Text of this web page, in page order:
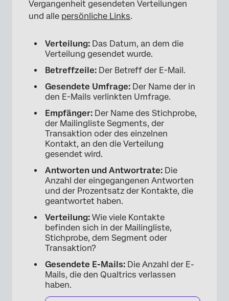
Vergangenheit gesendeten Verteilungen
und alle persönliche Links.
Verteilung: Das Datum, an dem die
Verteilung gesendet wurde.
Betreffzeile: Der Betreff der E-Mail.
Gesendete Umfrage: Der Name der in
den E-Mails verlinkten Umfrage.
Empfänger: Der Name des Stichprobe,
der Mailingliste Segments, der
Transaktion oder des einzelnen
Kontakt, an den die Verteilung
gesendet wird.
Antworten und Antwortrate: Die
Anzahl der eingegangenen Antworten
und der Prozentsatz der Kontakte, die
geantwortet haben.
Verteilung: Wie viele Kontakte
befinden sich in der Mailingliste,
Stichprobe, dem Segment oder
Transaktion?
Gesendete E-Mails: Die Anzahl der E-
Mails, die den Qualtrics verlassen
haben.